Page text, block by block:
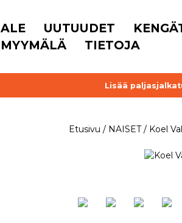
ALE UUTUUDET
MYYMÄLÄ
TIETOJA
Lisää
Etusivu / NAISET/ Koel